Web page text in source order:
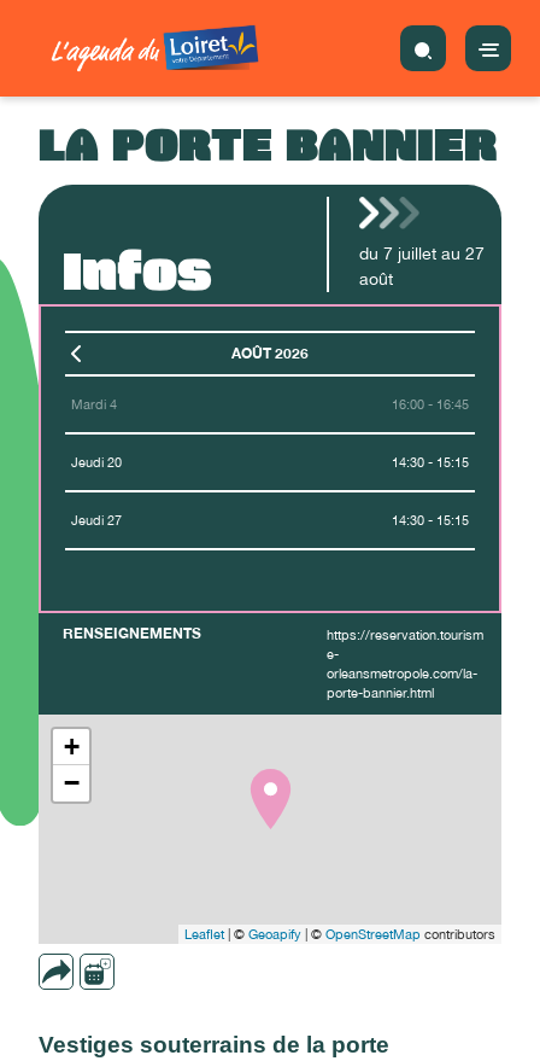
LA PORTE BANNIER
Infos du 7 juillet au 27
août
AOÛT 2026
Mardi 4 16:00 - 16:45
Jeudi 20 14:30 - 15:15
Jeudi 27 14:30 - 15:15
RENSEIGNEMENTS
https://reservation.tourism
e-
orleansmetropole.com/la-
porte-bannier.html
+
−
Leaflet| © Geoapify | © OpenStreetMap contributors
Vestiges souterrains de la porte